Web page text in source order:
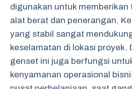
digunakan untuk memberikan
alat berat dan penerangan.
yang stabil sangat
keselamatan di lokasi proyek.
genset ini juga berfungsi
kenyamanan operasional